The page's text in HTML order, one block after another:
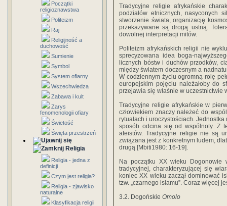
Początki
religioznawstwa
Politeizm
Raj
Religijność a
duchowość
Sumienie
Symbol
System ofiarny
Wszechwiedza
Zabawa i kult
Zarys
fenomenologii ofiary
Świetość
Święta przestrzeń
Religia
Religia - jedna z
definicji
Czym jest religia?
Religia - zjawisko
naturalne
Klasyfikacja religii
Tradycyjne religie afrykańskie
podziałów etnicznych, nasyconych
stworzenie świata, organizację
przekazywane są drogą ustną.
dowolnej interpretacji mitów.
Politeizm afrykańskich religii nie
sprecyzowana idea boga-
licznych bóstw i duchów przodków,
między światem doczesnym a
W codziennym życiu ogromną rolę
europejskim pojęciu należałoby do
przejawia się właśnie w uczestnictwie
Tradycyjne religie afrykańskie w
człowiekiem znaczy należeć do
rytuałach i uroczystościach.
sposób odcina się od wspólnoty. Z
ateistów. Tradycyjne religie nie są
związana jest z konkretnym ludem,
drugą [Mbiti1980: 16-19].
Na początku XX wieku Dogonowie
tradycyjnej, charakteryzującej się
koniec XX wieku zaczął dominować
tzw. „czarnego islamu”. Coraz więcej
3.2. Dogońskie Omolo